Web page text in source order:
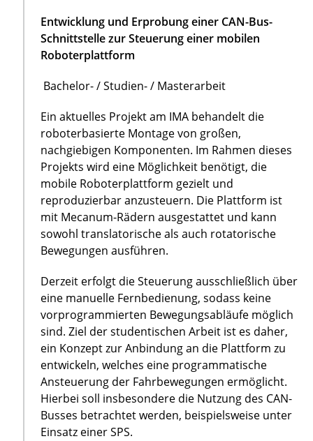
Entwicklung und Erprobung einer CAN-Bus-
Schnittstelle zur Steuerung einer mobilen
Roboterplattform
Bachelor- / Studien- / Masterarbeit
Ein aktuelles Projekt am IMA behandelt die
roboterbasierte Montage von großen,
nachgiebigen Komponenten. Im Rahmen dieses
Projekts wird eine Möglichkeit benötigt, die
mobile Roboterplattform gezielt und
reproduzierbar anzusteuern. Die Plattform ist
mit Mecanum-Rädern ausgestattet und kann
sowohl translatorische als auch rotatorische
Bewegungen ausführen.
Derzeit erfolgt die Steuerung ausschließlich über
eine manuelle Fernbedienung, sodass keine
vorprogrammierten Bewegungsabläufe möglich
sind. Ziel der studentischen Arbeit ist es daher,
ein Konzept zur Anbindung an die Plattform zu
entwickeln, welches eine programmatische
Ansteuerung der Fahrbewegungen ermöglicht.
Hierbei soll insbesondere die Nutzung des CAN-
Busses betrachtet werden, beispielsweise unter
Einsatz einer SPS.